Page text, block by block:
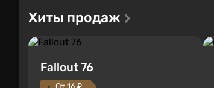
Хиты продаж
Fallout 76